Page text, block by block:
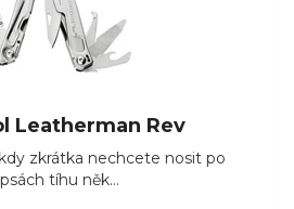
Leatherman Rev
zkrátka nechcete nosit po
tíhu něk...